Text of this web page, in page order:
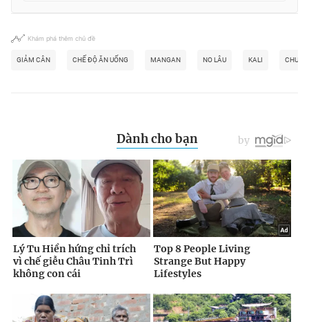
Khám phá thêm chủ đề
GIẢM CÂN CHẾ ĐỘ ĂN UỐNG MANGAN NO LÂU KALI CHUỐI